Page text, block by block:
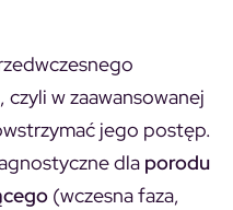
w zaawansowanej
jego postęp.
dla porodu
(wczesna faza,